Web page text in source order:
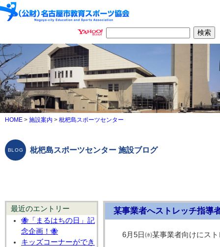
HOME > 施設案内 > 枇杷島スポーツセンター
枇杷島スポーツセンター 施設ブログ
最近のエントリー
🐝「まるはちの日」記
念企画！🐝
キッズコーナーができ
某事業者へストレッチ指導
6月5日㈬某事業者向けにス